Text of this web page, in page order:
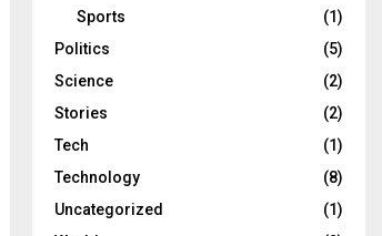
Sports
(1)
Politics
(5)
Science
(2)
Stories
(2)
Tech
(1)
Technology
(8)
Uncategorized
(1)